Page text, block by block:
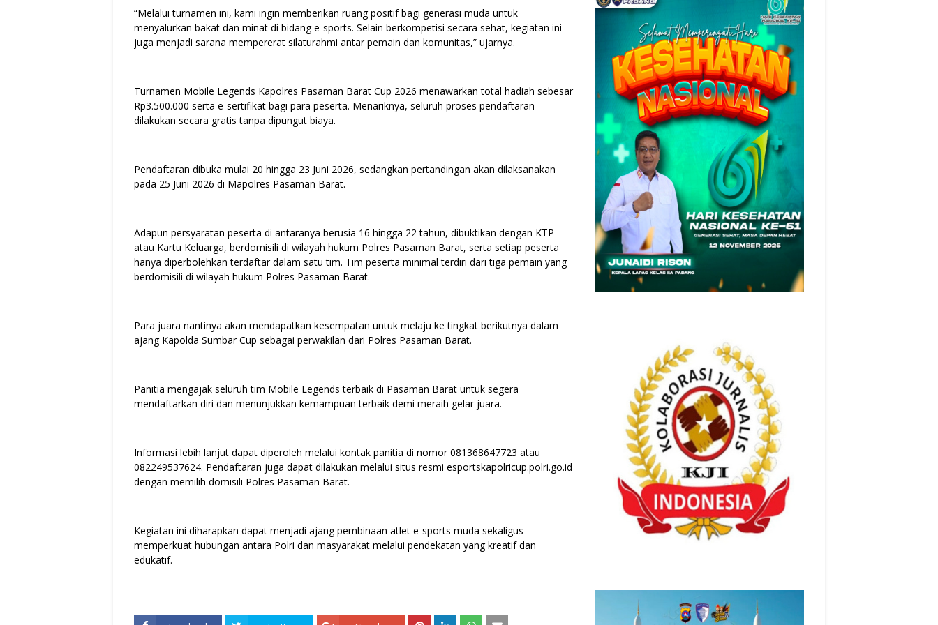
“Melalui turnamen ini, kami ingin memberikan ruang positif bagi generasi muda untuk
menyalurkan bakat dan minat di bidang e-sports. Selain berkompetisi secara sehat, kegiatan ini
juga menjadi sarana mempererat silaturahmi antar pemain dan komunitas,” ujarnya.
Turnamen Mobile Legends Kapolres Pasaman Barat Cup 2026 menawarkan total hadiah sebesar
Rp3.500.000 serta e-sertifikat bagi para peserta. Menariknya, seluruh proses pendaftaran
dilakukan secara gratis tanpa dipungut biaya.
Pendaftaran dibuka mulai 20 hingga 23 Juni 2026, sedangkan pertandingan akan dilaksanakan
pada 25 Juni 2026 di Mapolres Pasaman Barat.
Adapun persyaratan peserta di antaranya berusia 16 hingga 22 tahun, dibuktikan dengan KTP
atau Kartu Keluarga, berdomisili di wilayah hukum Polres Pasaman Barat, serta setiap peserta
hanya diperbolehkan terdaftar dalam satu tim. Tim peserta minimal terdiri dari tiga pemain yang
berdomisili di wilayah hukum Polres Pasaman Barat.
Para juara nantinya akan mendapatkan kesempatan untuk melaju ke tingkat berikutnya dalam
ajang Kapolda Sumbar Cup sebagai perwakilan dari Polres Pasaman Barat.
Panitia mengajak seluruh tim Mobile Legends terbaik di Pasaman Barat untuk segera
mendaftarkan diri dan menunjukkan kemampuan terbaik demi meraih gelar juara.
Informasi lebih lanjut dapat diperoleh melalui kontak panitia di nomor 081368647723 atau
082249537624. Pendaftaran juga dapat dilakukan melalui situs resmi esportskapolricup.polri.go.id
dengan memilih domisili Polres Pasaman Barat.
Kegiatan ini diharapkan dapat menjadi ajang pembinaan atlet e-sports muda sekaligus
memperkuat hubungan antara Polri dan masyarakat melalui pendekatan yang kreatif dan
edukatif.